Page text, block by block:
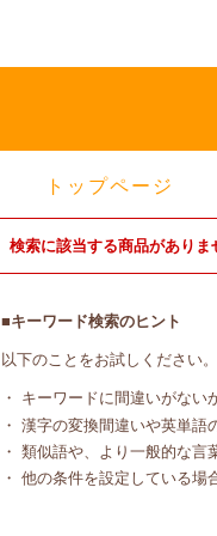
トップページ
検索に該当する商品がありま
■キーワード検索のヒント
以下のことをお試しください。
・ キーワードに間違いがない
・ 漢字の変換間違いや英単語
・ 類似語や、より一般的な言
・ 他の条件を設定している場